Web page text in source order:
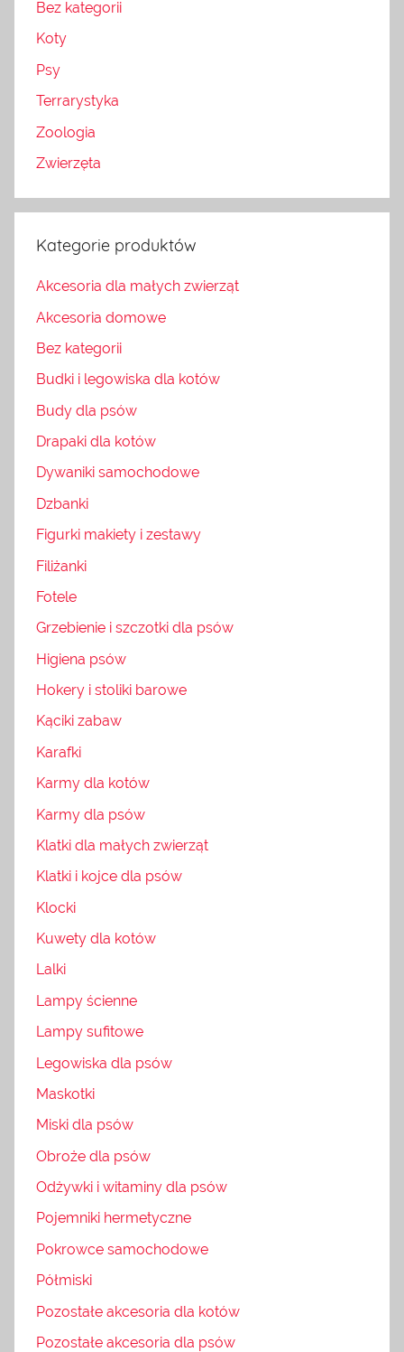
Bez kategorii
Koty
Psy
Terrarystyka
Zoologia
Zwierzęta
Kategorie produktów
Akcesoria dla małych zwierząt
Akcesoria domowe
Bez kategorii
Budki i legowiska dla kotów
Budy dla psów
Drapaki dla kotów
Dywaniki samochodowe
Dzbanki
Figurki makiety i zestawy
Filiżanki
Fotele
Grzebienie i szczotki dla psów
Higiena psów
Hokery i stoliki barowe
Kąciki zabaw
Karafki
Karmy dla kotów
Karmy dla psów
Klatki dla małych zwierząt
Klatki i kojce dla psów
Klocki
Kuwety dla kotów
Lalki
Lampy ścienne
Lampy sufitowe
Legowiska dla psów
Maskotki
Miski dla psów
Obroże dla psów
Odżywki i witaminy dla psów
Pojemniki hermetyczne
Pokrowce samochodowe
Półmiski
Pozostałe akcesoria dla kotów
Pozostałe akcesoria dla psów